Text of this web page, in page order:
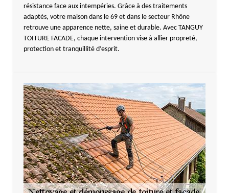
résistance face aux intempéries. Grâce à des traitements
adaptés, votre maison dans le 69 et dans le secteur Rhône
retrouve une apparence nette, saine et durable. Avec TANGUY
TOITURE FACADE, chaque intervention vise à allier propreté,
protection et tranquillité d’esprit.